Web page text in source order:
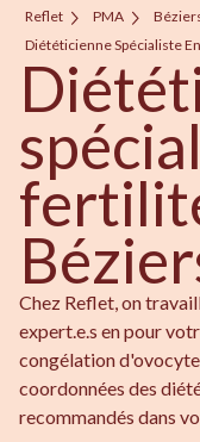
Reflet PMA
Diététicienne Spécialiste
Chez Reflet, on
expert.e.s en pour
congélation
coordonnées des
recommandés dans